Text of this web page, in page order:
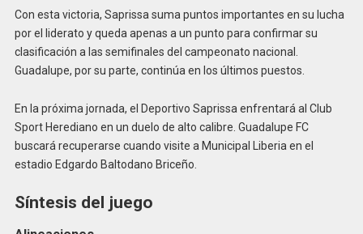
Con esta victoria, Saprissa suma puntos importantes en su lucha
por el liderato y queda apenas a un punto para confirmar su
clasificación a las semifinales del campeonato nacional.
Guadalupe, por su parte, continúa en los últimos puestos.
En la próxima jornada, el Deportivo Saprissa enfrentará al Club
Sport Herediano en un duelo de alto calibre. Guadalupe FC
buscará recuperarse cuando visite a Municipal Liberia en el
estadio Edgardo Baltodano Briceño.
Síntesis del juego